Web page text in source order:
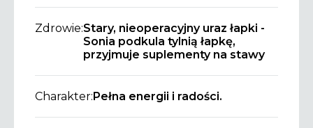
Zdrowie:Stary, nieoperacyjny uraz łapki -
Sonia podkula tylnią łapkę,
przyjmuje suplementy na stawy
Charakter: Pełna energii i radości.